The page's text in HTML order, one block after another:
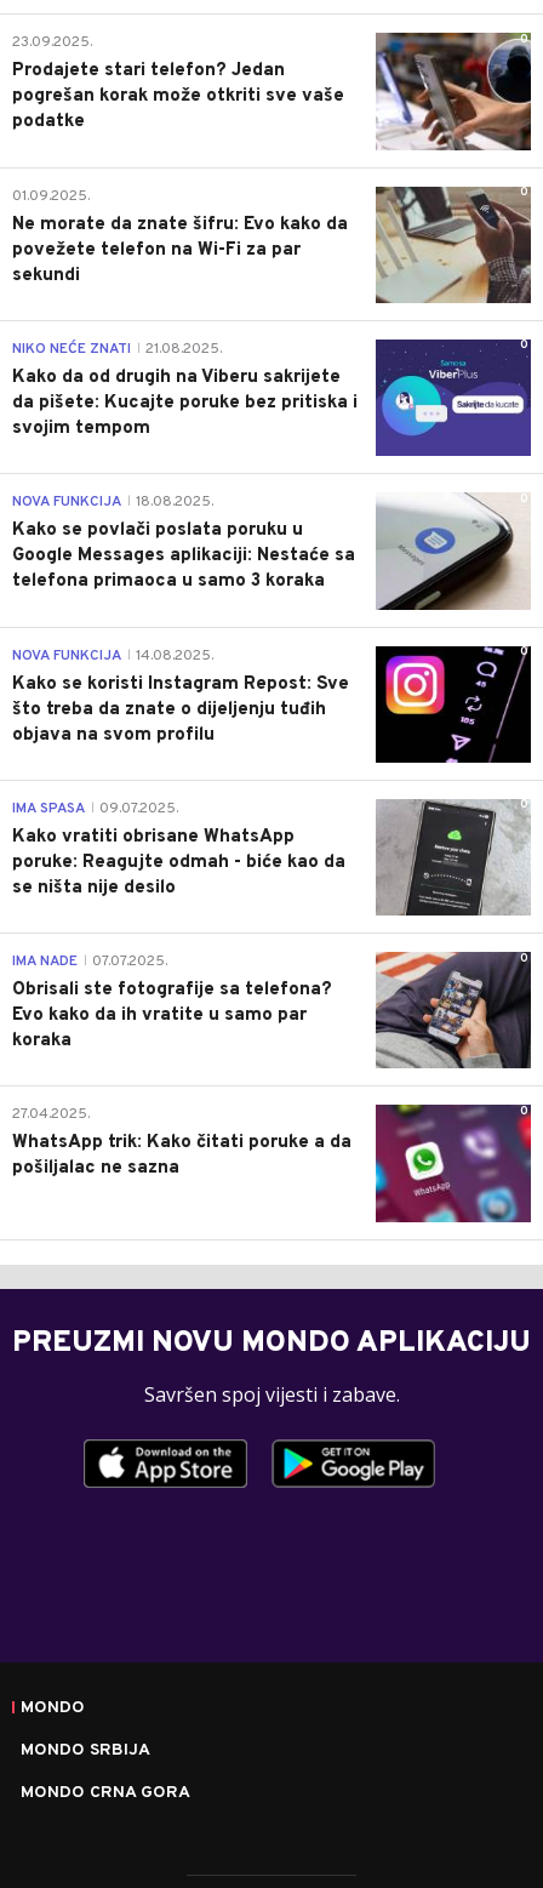
0
23.09.2025.
Prodajete stari telefon? Jedan
pogrešan korak može otkriti sve vaše
podatke
0
01.09.2025.
Ne morate da znate šifru: Evo kako da
povežete telefon na Wi-Fi za par
sekundi
0
NIKO NEĆE ZNATI 21.08.2025.
Kako da od drugih na Viberu sakrijete
da pišete: Kucajte poruke bez pritiska i
svojim tempom
0
NOVA FUNKCIJA 18.08.2025.
Kako se povlači poslata poruku u
Google Messages aplikaciji: Nestaće sa
telefona primaoca u samo 3 koraka
0
NOVA FUNKCIJA 14.08.2025.
Kako se koristi Instagram Repost: Sve
što treba da znate o dijeljenju tuđih
objava na svom profilu
0
IMA SPASA 09.07.2025.
Kako vratiti obrisane WhatsApp
poruke: Reagujte odmah - biće kao da
se ništa nije desilo
0
IMA NADE 07.07.2025.
Obrisali ste fotografije sa telefona?
Evo kako da ih vratite u samo par
koraka
0
27.04.2025.
WhatsApp trik: Kako čitati poruke a da
pošiljalac ne sazna
PREUZMI NOVU MONDO APLIKACIJU
Savršen spoj vijesti i zabave.
MONDO
MONDO SRBIJA
MONDO CRNA GORA